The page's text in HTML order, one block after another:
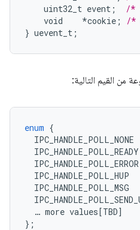
uint32_t event ;
/*
void
*cookie ;
/*
} uevent_t ;
من القيم التالية:
enum {
IPC_HANDLE_POLL_NONE
IPC_HANDLE_POLL_READY
IPC_HANDLE_POLL_ERROR
IPC_HANDLE_POLL_HUP
IPC_HANDLE_POLL_MSG
… more values[TBD]
};